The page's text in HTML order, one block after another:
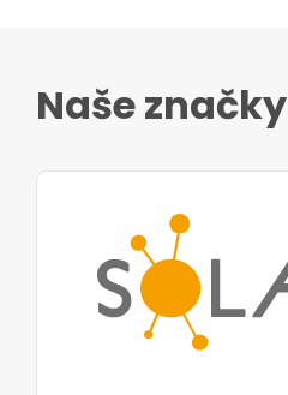
Naše značky